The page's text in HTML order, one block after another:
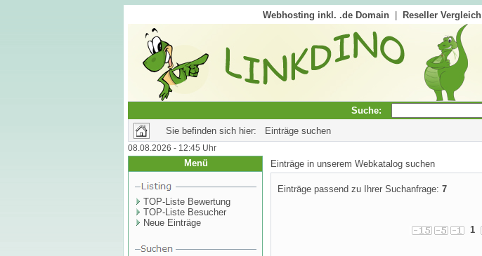
Webhosting inkl. .de Domain Reseller Vergleich
Suche:
Sie befinden sich hier: Einträge suchen
08.08.2026 - 12:45 Uhr
Menü
TOP-Liste Bewertung
TOP-Liste Besucher
Neue Einträge
Einträge in unserem Webkatalog suchen
Einträge passend zu Ihrer Suchanfrage: 7
1